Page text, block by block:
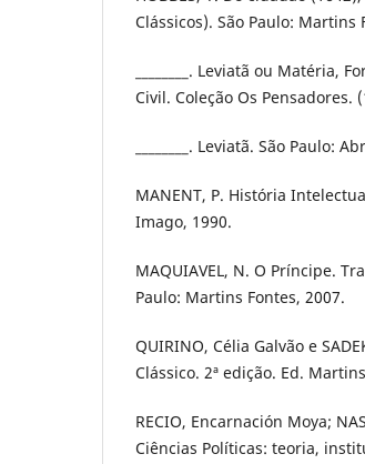
Clássicos). São Paulo: Martins
________. Leviatã ou Matéria,
Civil. Coleção Os Pensadores.
________. Leviatã. São Paulo:
MANENT, P. História
Imago, 1990.
MAQUIAVEL, N. O Príncipe.
Paulo: Martins Fontes, 2007.
QUIRINO, Célia Galvão e
Clássico. 2ª edição. Ed.
RECIO, Encarnación Moya;
Ciências Políticas: teoria,